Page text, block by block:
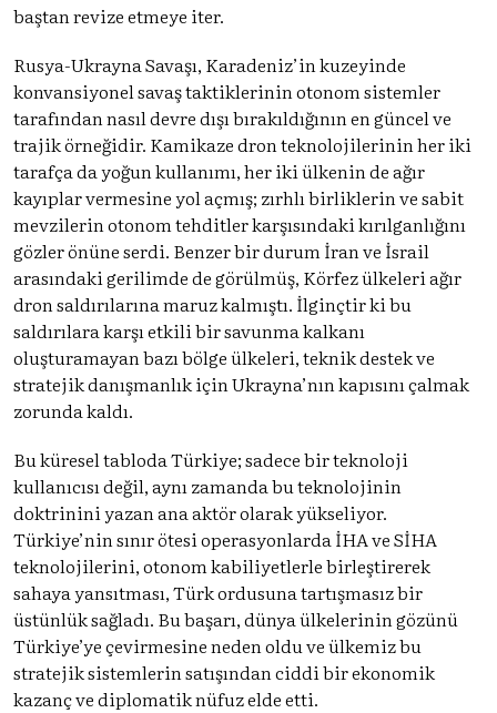
baştan revize etmeye iter.
Rusya-Ukrayna Savaşı, Karadeniz’in kuzeyinde
konvansiyonel savaş taktiklerinin otonom sistemler
tarafından nasıl devre dışı bırakıldığının en güncel ve
trajik örneğidir. Kamikaze dron teknolojilerinin her iki
tarafça da yoğun kullanımı, her iki ülkenin de ağır
kayıplar vermesine yol açmış; zırhlı birliklerin ve sabit
mevzilerin otonom tehditler karşısındaki kırılganlığını
gözler önüne serdi. Benzer bir durum İran ve İsrail
arasındaki gerilimde de görülmüş, Körfez ülkeleri ağır
dron saldırılarına maruz kalmıştı. İlginçtir ki bu
saldırılara karşı etkili bir savunma kalkanı
oluşturamayan bazı bölge ülkeleri, teknik destek ve
stratejik danışmanlık için Ukrayna’nın kapısını çalmak
zorunda kaldı.
Bu küresel tabloda Türkiye; sadece bir teknoloji
kullanıcısı değil, aynı zamanda bu teknolojinin
doktrinini yazan ana aktör olarak yükseliyor.
Türkiye’nin sınır ötesi operasyonlarda İHA ve SİHA
teknolojilerini, otonom kabiliyetlerle birleştirerek
sahaya yansıtması, Türk ordusuna tartışmasız bir
üstünlük sağladı. Bu başarı, dünya ülkelerinin gözünü
Türkiye’ye çevirmesine neden oldu ve ülkemiz bu
stratejik sistemlerin satışından ciddi bir ekonomik
kazanç ve diplomatik nüfuz elde etti.